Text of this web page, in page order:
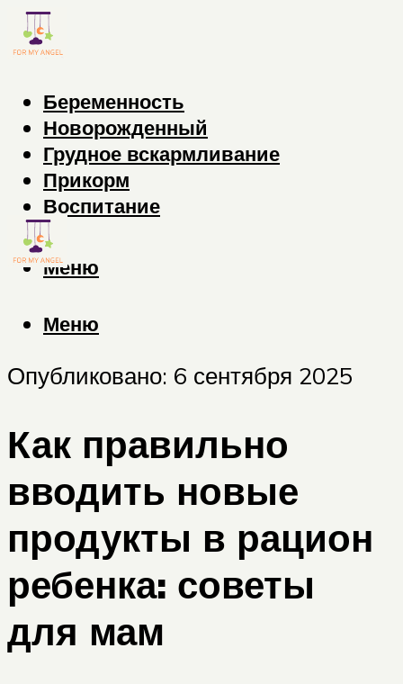
Беременность
Новорожденный
Грудное вскармливание
Прикорм
Воспитание
Меню
Меню
Опубликовано: 6 сентября 2025
Как правильно
вводить новые
продукты в рацион
ребенка: советы
для мам